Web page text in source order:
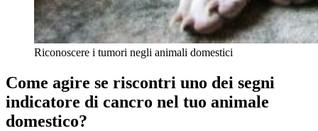
Riconoscere i tumori negli animali domestici
Come agire se riscontri uno dei segni
indicatore di cancro nel tuo animale
domestico?